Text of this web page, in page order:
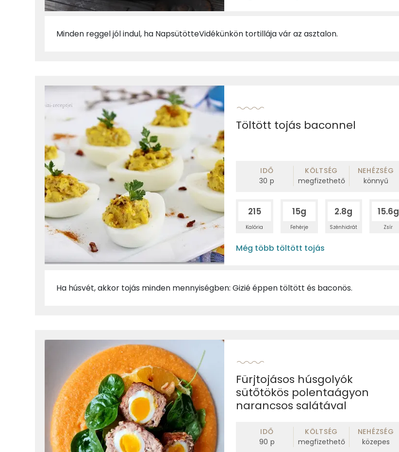
Minden reggel jól indul, ha NapsütötteVidékünkön tortillája vár az asztalon.
Töltött tojás baconnel
IDŐ
30 p
KÖLTSÉG
megfizethető
NEHÉZSÉG
könnyű
215
Kalória
15g
Fehérje
2.8g
Szénhidrát
15.6g
Zsír
Még több töltött tojás
Ha húsvét, akkor tojás minden mennyiségben: Gizié éppen töltött és baconös.
Fürjtojásos húsgolyók
sütőtökös polentaágyon
narancsos salátával
IDŐ
90 p
KÖLTSÉG
megfizethető
NEHÉZSÉG
közepes